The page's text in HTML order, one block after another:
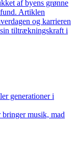
af byens grønne
Artiklen
og karrieren
tiltrækningskraft i
generationer i
musik, mad